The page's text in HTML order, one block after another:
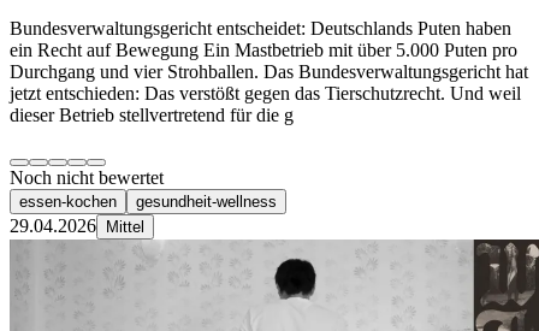
Bundesverwaltungsgericht entscheidet: Deutschlands Puten haben
ein Recht auf Bewegung Ein Mastbetrieb mit über 5.000 Puten pro
Durchgang und vier Strohballen. Das Bundesverwaltungsgericht hat
jetzt entschieden: Das verstößt gegen das Tierschutzrecht. Und weil
dieser Betrieb stellvertretend für die g
Noch nicht bewertet
essen-kochen gesundheit-wellness
29.04.2026 Mittel